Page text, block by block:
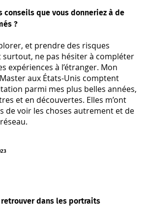
conseils que vous donneriez à de
?
et prendre des risques
surtout, ne pas hésiter à compléter
expériences à l’étranger. Mon
aux États-Unis comptent
parmi mes plus belles années,
et en découvertes. Elles m’ont
de voir les choses autrement et de
retrouver dans les portraits